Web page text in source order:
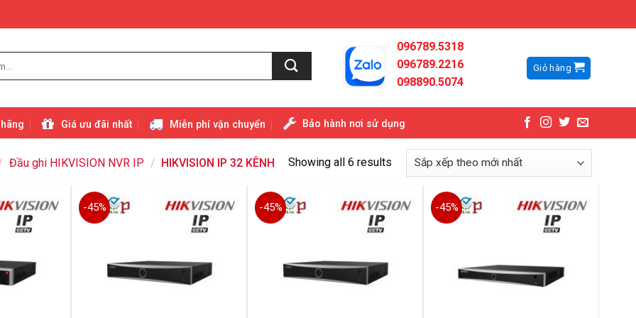
096789.5318
096789.2216
098890.5074
Giỏ hàng
Giá ưu đãi nhất Miễn phí vận chuyển Bảo hành nơi sử dụng
Đầu ghi HIKVISION NVR IP / HIKVISION IP 32 KÊNH Showing all 6 results
-45% -45% -45%